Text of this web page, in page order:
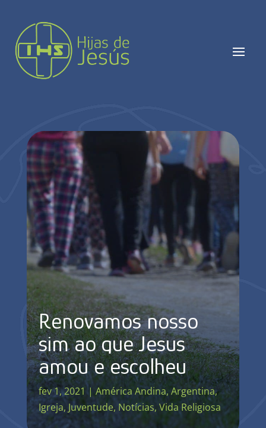
Renovamos nosso
sim ao que Jesus
amou e escolheu
fev 1, 2021 | América Andina,Argentina,
Igreja, Juventude, Notícias, Vida Religiosa